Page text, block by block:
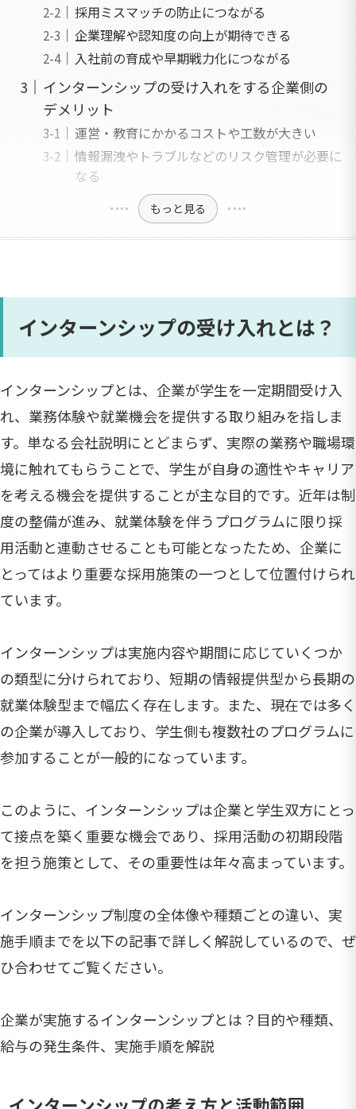
採用ミスマッチの防止につながる
企業理解や認知度の向上が期待できる
入社前の育成や早期戦力化につながる
インターンシップの受け入れをする企業側の
デメリット
運営・教育にかかるコストや工数が大きい
情報漏洩やトラブルなどのリスク管理が必要に
なる
もっと見る
インターンシップの受け入れとは？
インターンシップとは、企業が学生を一定期間受け入
れ、業務体験や就業機会を提供する取り組みを指しま
す。単なる会社説明にとどまらず、実際の業務や職場環
境に触れてもらうことで、学生が自身の適性やキャリア
を考える機会を提供することが主な目的です。近年は制
度の整備が進み、就業体験を伴うプログラムに限り採
用活動と連動させることも可能となったため、企業に
とってはより重要な採用施策の一つとして位置付けられ
ています。
インターンシップは実施内容や期間に応じていくつか
の類型に分けられており、短期の情報提供型から長期の
就業体験型まで幅広く存在します。また、現在では多く
の企業が導入しており、学生側も複数社のプログラムに
参加することが一般的になっています。
このように、インターンシップは企業と学生双方にとっ
て接点を築く重要な機会であり、採用活動の初期段階
を担う施策として、その重要性は年々高まっています。
インターンシップ制度の全体像や種類ごとの違い、実
施手順までを以下の記事で詳しく解説しているので、ぜ
ひ合わせてご覧ください。
企業が実施するインターンシップとは？目的や種類、
給与の発生条件、実施手順を解説